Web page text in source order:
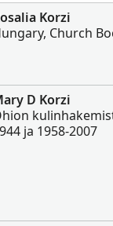
Korzi
Church
D Korzi
ja 1958-2007